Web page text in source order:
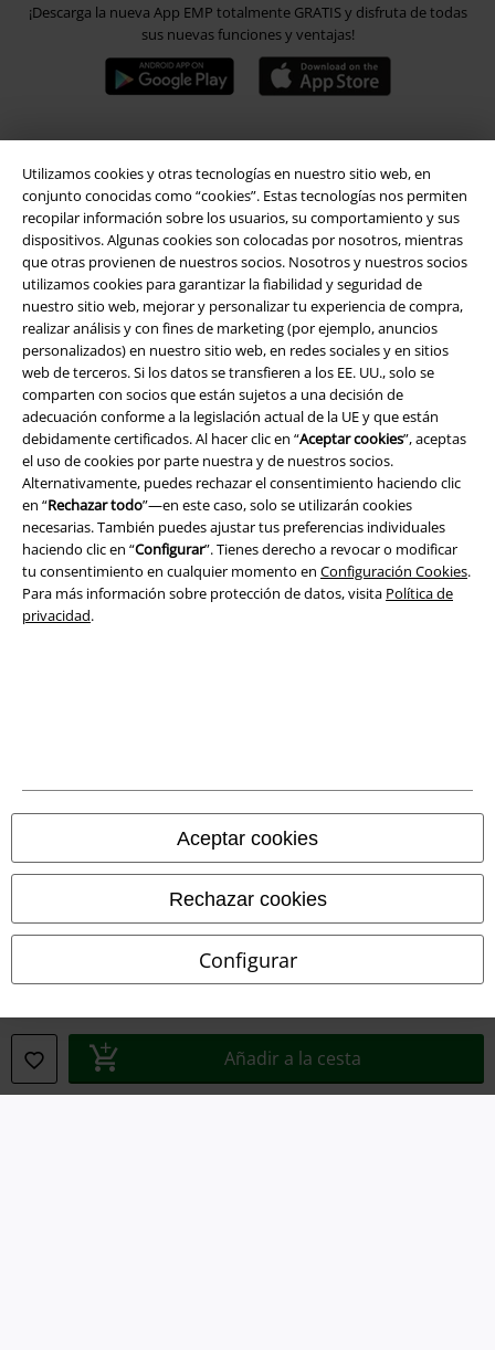
Utilizamos cookies y otras tecnologías en nuestro sitio web, en
conjunto conocidas como “cookies”. Estas tecnologías nos permiten
recopilar información sobre los usuarios, su comportamiento y sus
dispositivos. Algunas cookies son colocadas por nosotros, mientras
que otras provienen de nuestros socios. Nosotros y nuestros socios
utilizamos cookies para garantizar la fiabilidad y seguridad de
nuestro sitio web, mejorar y personalizar tu experiencia de compra,
realizar análisis y con fines de marketing (por ejemplo, anuncios
personalizados) en nuestro sitio web, en redes sociales y en sitios
web de terceros. Si los datos se transfieren a los EE. UU., solo se
comparten con socios que están sujetos a una decisión de
adecuación conforme a la legislación actual de la UE y que están
debidamente certificados. Al hacer clic en “Aceptar cookies”, aceptas
el uso de cookies por parte nuestra y de nuestros socios.
Alternativamente, puedes rechazar el consentimiento haciendo clic
en “Rechazar todo”—en este caso, solo se utilizarán cookies
necesarias. También puedes ajustar tus preferencias individuales
haciendo clic en “Configurar”. Tienes derecho a revocar o modificar
tu consentimiento en cualquier momento en Configuración Cookies.
Para más información sobre protección de datos, visita Política de
privacidad.
Aceptar cookies
Rechazar cookies
Configurar
Añadir a la cesta
¡Descarga la nueva App EMP totalmente GRATIS y disfruta de todas
sus nuevas funciones y ventajas!
A Warner Music Group Company
Seguridad
Ley protección de datos
Eliminación de residuos y protección del medioambiente
Declaración de Conformidad
Información sobre accesibilidad
Configuración Cookies
Cancelar pedido
Todos los precios incluyen el IVA pero no losgastos de transporte